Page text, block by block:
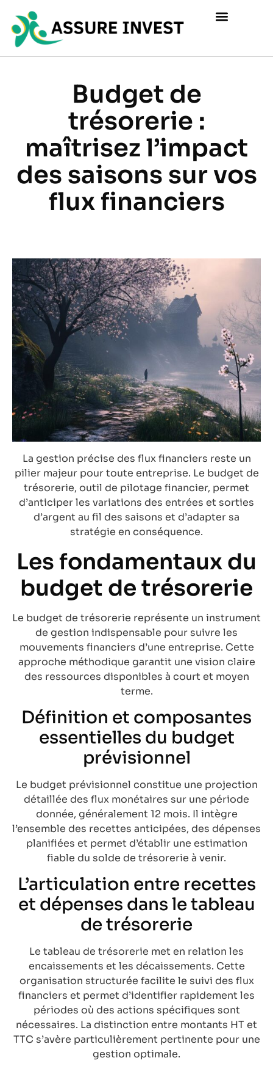
Budget de
trésorerie :
maîtrisez l’impact
des saisons sur vos
flux financiers
La gestion précise des flux financiers reste un
pilier majeur pour toute entreprise. Le budget de
trésorerie, outil de pilotage financier, permet
d’anticiper les variations des entrées et sorties
d’argent au fil des saisons et d’adapter sa
stratégie en conséquence.
Les fondamentaux du
budget de trésorerie
Le budget de trésorerie représente un instrument
de gestion indispensable pour suivre les
mouvements financiers d’une entreprise. Cette
approche méthodique garantit une vision claire
des ressources disponibles à court et moyen
terme.
Définition et composantes
essentielles du budget
prévisionnel
Le budget prévisionnel constitue une projection
détaillée des flux monétaires sur une période
donnée, généralement 12 mois. Il intègre
l’ensemble des recettes anticipées, des dépenses
planifiées et permet d’établir une estimation
fiable du solde de trésorerie à venir.
L’articulation entre recettes
et dépenses dans le tableau
de trésorerie
Le tableau de trésorerie met en relation les
encaissements et les décaissements. Cette
organisation structurée facilite le suivi des flux
financiers et permet d’identifier rapidement les
périodes où des actions spécifiques sont
nécessaires. La distinction entre montants HT et
TTC s’avère particulièrement pertinente pour une
gestion optimale.